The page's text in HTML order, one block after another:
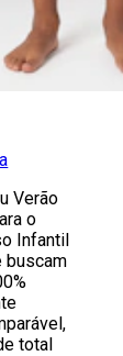
Verão
o
Infantil
buscam
total